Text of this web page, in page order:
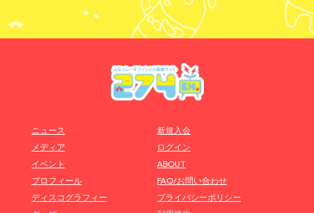
ニュース
メディア
イベント
プロフィール
ディスコグラフィー
新規入会
ログイン
ABOUT
FAQ/お問い合わせ
プライバシーポリシー